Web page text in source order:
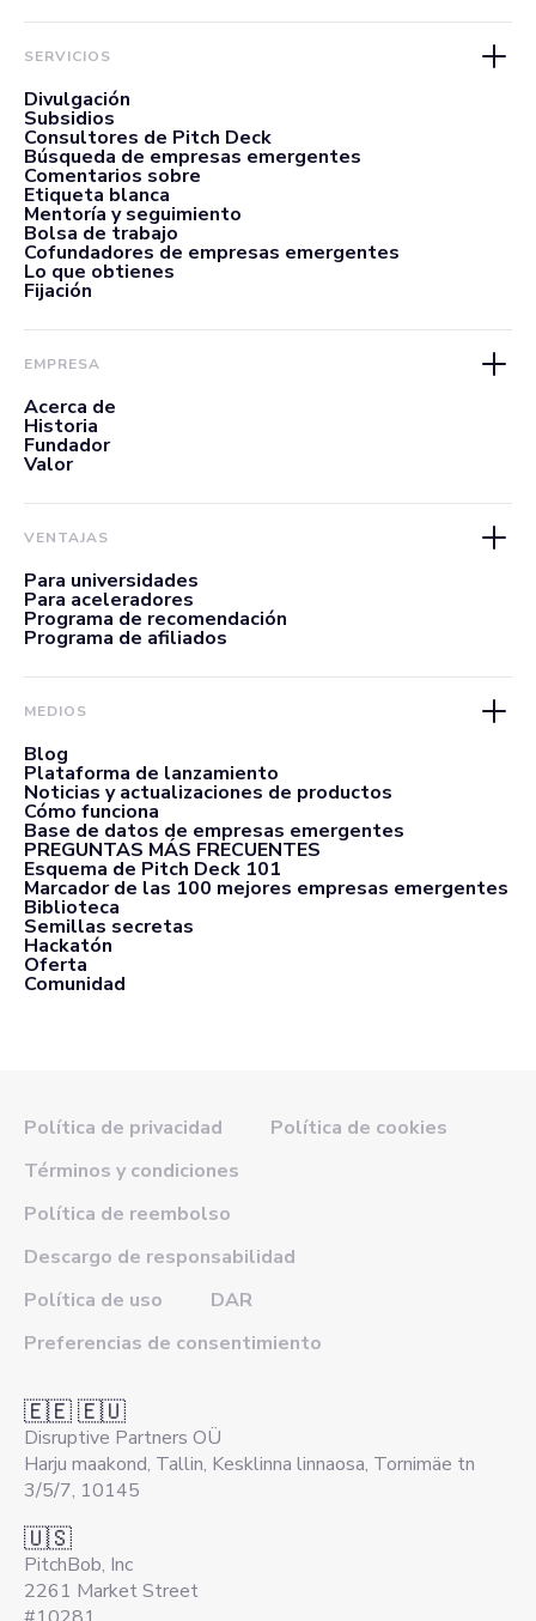
SERVICIOS
Divulgación
Subsidios
Consultores de Pitch Deck
Búsqueda de empresas emergentes
Comentarios sobre
Etiqueta blanca
Mentoría y seguimiento
Bolsa de trabajo
Cofundadores de empresas emergentes
Lo que obtienes
Fijación
EMPRESA
Acerca de
Historia
Fundador
Valor
VENTAJAS
Para universidades
Para aceleradores
Programa de recomendación
Programa de afiliados
MEDIOS
Blog
Plataforma de lanzamiento
Noticias y actualizaciones de productos
Cómo funciona
Base de datos de empresas emergentes
PREGUNTAS MÁS FRECUENTES
Esquema de Pitch Deck 101
Marcador de las 100 mejores empresas emergentes
Biblioteca
Semillas secretas
Hackatón
Oferta
Comunidad
Política de privacidad
Política de cookies
Términos y condiciones
Política de reembolso
Descargo de responsabilidad
Política de uso
DAR
Preferencias de consentimiento
🇪🇪 🇪🇺
Disruptive Partners OÜ
Harju maakond, Tallin, Kesklinna linnaosa, Tornimäe tn
3/5/7, 10145
🇺🇸
PitchBob, Inc
2261 Market Street